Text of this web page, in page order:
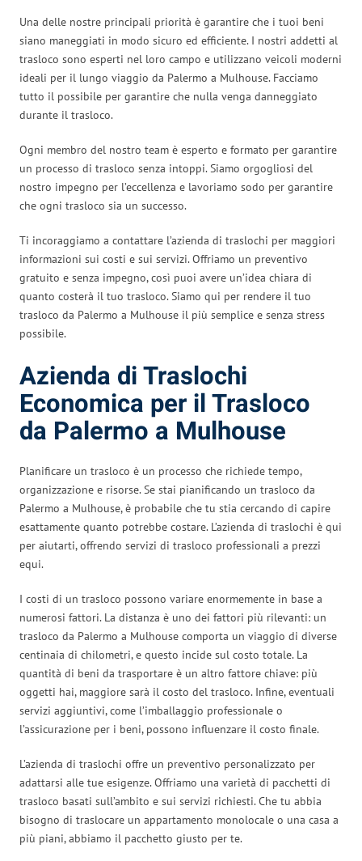
Una delle nostre principali priorità è garantire che i tuoi beni
siano maneggiati in modo sicuro ed efficiente. I nostri addetti al
trasloco sono esperti nel loro campo e utilizzano veicoli moderni
ideali per il lungo viaggio da Palermo a Mulhouse. Facciamo
tutto il possibile per garantire che nulla venga danneggiato
durante il trasloco.
Ogni membro del nostro team è esperto e formato per garantire
un processo di trasloco senza intoppi. Siamo orgogliosi del
nostro impegno per l’eccellenza e lavoriamo sodo per garantire
che ogni trasloco sia un successo.
Ti incoraggiamo a contattare l’azienda di traslochi per maggiori
informazioni sui costi e sui servizi. Offriamo un preventivo
gratuito e senza impegno, così puoi avere un’idea chiara di
quanto costerà il tuo trasloco. Siamo qui per rendere il tuo
trasloco da Palermo a Mulhouse il più semplice e senza stress
possibile.
Azienda di Traslochi
Economica per il Trasloco
da Palermo a Mulhouse
Planificare un trasloco è un processo che richiede tempo,
organizzazione e risorse. Se stai pianificando un trasloco da
Palermo a Mulhouse, è probabile che tu stia cercando di capire
esattamente quanto potrebbe costare. L’azienda di traslochi è qui
per aiutarti, offrendo servizi di trasloco professionali a prezzi
equi.
I costi di un trasloco possono variare enormemente in base a
numerosi fattori. La distanza è uno dei fattori più rilevanti: un
trasloco da Palermo a Mulhouse comporta un viaggio di diverse
centinaia di chilometri, e questo incide sul costo totale. La
quantità di beni da trasportare è un altro fattore chiave: più
oggetti hai, maggiore sarà il costo del trasloco. Infine, eventuali
servizi aggiuntivi, come l’imballaggio professionale o
l’assicurazione per i beni, possono influenzare il costo finale.
L’azienda di traslochi offre un preventivo personalizzato per
adattarsi alle tue esigenze. Offriamo una varietà di pacchetti di
trasloco basati sull’ambito e sui servizi richiesti. Che tu abbia
bisogno di traslocare un appartamento monolocale o una casa a
più piani, abbiamo il pacchetto giusto per te.